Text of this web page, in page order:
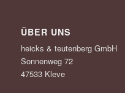
ÜBER UNS
heicks & teutenberg GmbH
Sonnenweg 72
47533 Kleve